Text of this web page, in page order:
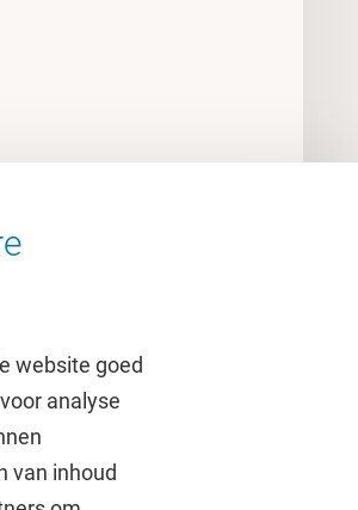
website goed
analyse
van inhoud
de VU